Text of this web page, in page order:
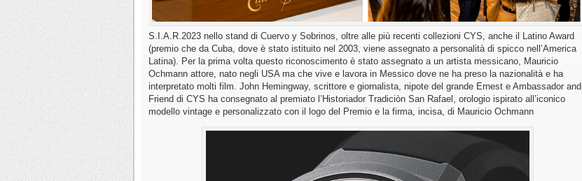
S.I.A.R.2023 nello stand di Cuervo y Sobrinos, oltre alle più recenti collezioni CYS, anche il Latino Award
(premio che da Cuba, dove è stato istituito nel 2003, viene assegnato a personalità di spicco nell’America
Latina). Per la prima volta questo riconoscimento è stato assegnato a un artista messicano, Mauricio
Ochmann attore, nato negli USA ma che vive e lavora in Messico dove ne ha preso la nazionalità e ha
interpretato molti film. John Hemingway, scrittore e giornalista, nipote del grande Ernest e Ambassador and
Friend di CYS ha consegnato al premiato l’Historiador Tradiciòn San Rafael, orologio ispirato all’iconico
modello vintage e personalizzato con il logo del Premio e la firma, incisa, di Mauricio Ochmann